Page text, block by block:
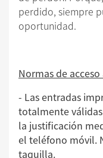
perdido, siempre
oportunidad.
Normas de acceso
- Las entradas
totalmente
la justificación
el teléfono móvil.
taquilla.